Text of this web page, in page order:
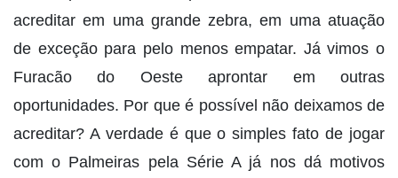
acreditar em uma grande zebra, em uma atuação
de exceção para pelo menos empatar. Já vimos o
Furacão do Oeste aprontar em outras
oportunidades. Por que é possível não deixamos de
acreditar? A verdade é que o simples fato de jogar
com o Palmeiras pela Série A já nos dá motivos